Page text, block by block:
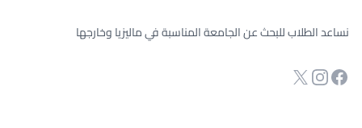
نساعد الطلاب للبحث عن الجامعة المناسبة في ماليزيا وخارجها
صفحة الفيسبوك
انستجرام
Twitter